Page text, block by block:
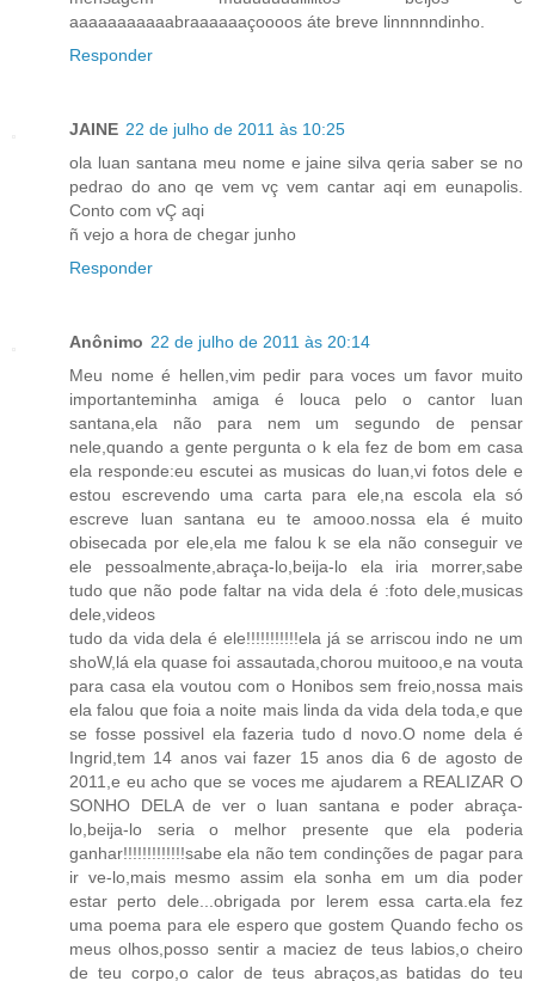
aaaaaaaaaaabraaaaaaçoooos áte breve linnnnndinho.
Responder
JAINE 22 de julho de 2011 às 10:25
ola luan santana meu nome e jaine silva qeria saber se no
pedrao do ano qe vem vç vem cantar aqi em eunapolis.
Conto com vÇ aqi
ñ vejo a hora de chegar junho
Responder
Anônimo 22 de julho de 2011 às 20:14
Meu nome é hellen,vim pedir para voces um favor muito
importanteminha amiga é louca pelo o cantor luan
santana,ela não para nem um segundo de pensar
nele,quando a gente pergunta o k ela fez de bom em casa
ela responde:eu escutei as musicas do luan,vi fotos dele e
estou escrevendo uma carta para ele,na escola ela só
escreve luan santana eu te amooo.nossa ela é muito
obisecada por ele,ela me falou k se ela não conseguir ve
ele pessoalmente,abraça-lo,beija-lo ela iria morrer,sabe
tudo que não pode faltar na vida dela é :foto dele,musicas
dele,videos
tudo da vida dela é ele!!!!!!!!!!!ela já se arriscou indo ne um
shoW,lá ela quase foi assautada,chorou muitooo,e na vouta
para casa ela voutou com o Honibos sem freio,nossa mais
ela falou que foia a noite mais linda da vida dela toda,e que
se fosse possivel ela fazeria tudo d novo.O nome dela é
Ingrid,tem 14 anos vai fazer 15 anos dia 6 de agosto de
2011,e eu acho que se voces me ajudarem a REALIZAR O
SONHO DELA de ver o luan santana e poder abraça-
lo,beija-lo seria o melhor presente que ela poderia
ganhar!!!!!!!!!!!!!sabe ela não tem condinções de pagar para
ir ve-lo,mais mesmo assim ela sonha em um dia poder
estar perto dele...obrigada por lerem essa carta.ela fez
uma poema para ele espero que gostem Quando fecho os
meus olhos,posso sentir a maciez de teus labios,o cheiro
de teu corpo,o calor de teus abraços,as batidas do teu